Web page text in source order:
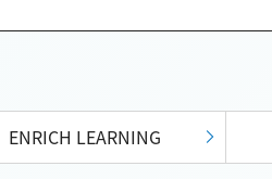
ENRICH LEARNING